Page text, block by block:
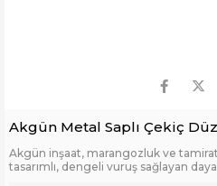
Akgün Metal Saplı Çekiç
Akgün inşaat, marangozluk ve
tasarımlı, dengeli vuruş sağlayan